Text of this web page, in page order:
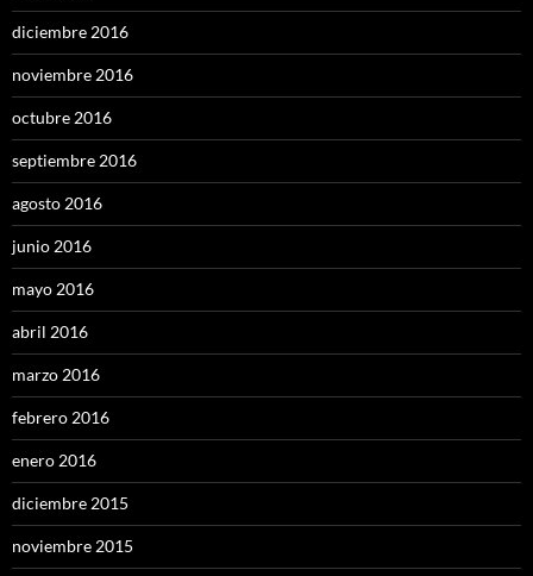
diciembre 2016
noviembre 2016
octubre 2016
septiembre 2016
agosto 2016
junio 2016
mayo 2016
abril 2016
marzo 2016
febrero 2016
enero 2016
diciembre 2015
noviembre 2015